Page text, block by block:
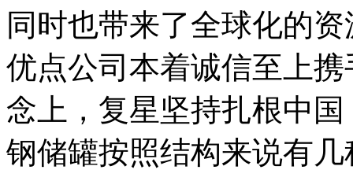
同时也带来了全球化的
优点公司本着诚信至上
念上，复星坚持扎根中
钢储罐按照结构来说有